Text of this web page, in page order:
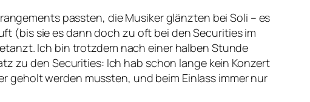
passten, die Musiker glänzten bei Soli – es
(bis sie es dann doch zu oft bei den Securities im
Ich bin trotzdem nach einer halben Stunde
zu den Securities: Ich hab schon lange kein Konzert
geholt werden mussten, und beim Einlass immer nur